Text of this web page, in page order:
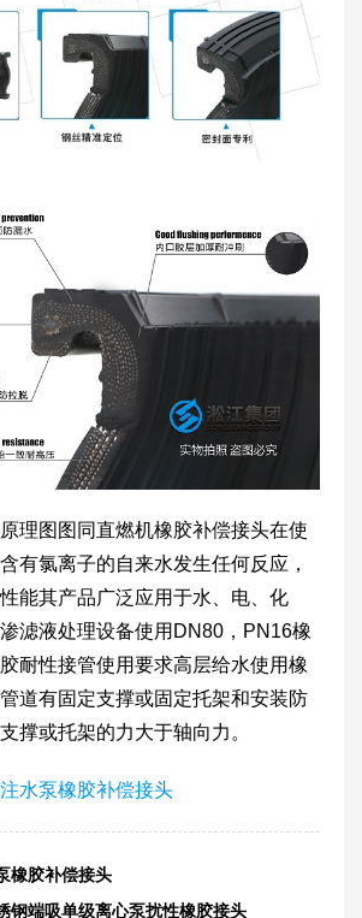
理图图同直燃机橡胶补偿接头在使
有氯离子的自来水发生任何反应，
能其产品广泛应用于水、电、化
滤液处理设备使用DN80，PN16橡
耐性接管使用要求高层给水使用橡
道有固定支撑或固定托架和安装防
撑或托架的力大于轴向力。
水泵橡胶补偿接头
橡胶补偿接头
钢端吸单级离心泵扰性橡胶接头